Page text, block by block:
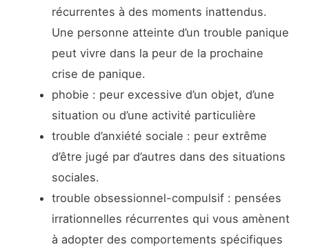
récurrentes à des moments inattendus.
Une personne atteinte d’un trouble panique
peut vivre dans la peur de la prochaine
crise de panique.
phobie : peur excessive d’un objet, d’une
situation ou d’une activité particulière
trouble d’anxiété sociale : peur extrême
d’être jugé par d’autres dans des situations
sociales.
trouble obsessionnel-compulsif : pensées
irrationnelles récurrentes qui vous amènent
à adopter des comportements spécifiques